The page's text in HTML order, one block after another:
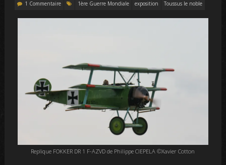
1 Commentaire
1ère Guerre Mondiale exposition Toussus le noble
Replique FOKKER DR 1 F-AZVD de Philippe CIEPELA ©Xavier Cotton